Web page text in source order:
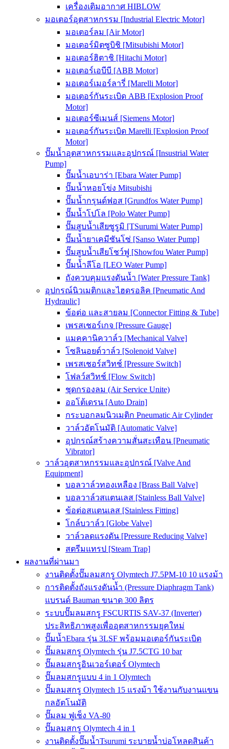
เครื่องเติมอากาศ HIBLOW
มอเตอร์อุตสาหกรรม [Industrial Electric Motor]
มอเตอร์ลม [Air Motor]
มอเตอร์มิตซูบิชิ [Mitsubishi Motor]
มอเตอร์ฮิตาชิ [Hitachi Motor]
มอเตอร์เอบีบี [ABB Motor]
มอเตอร์เมอร์ลารี่ [Marelli Motor]
มอเตอร์กันระเบิด ABB [Explosion Proof
Motor]
มอเตอร์ซีเมนส์ [Siemens Motor]
มอเตอร์กันระเบิด Marelli [Explosion Proof
Motor]
ปั๊มน้ำอุตสาหกรรมและอุปกรณ์ [Insustrial Water
Pump]
ปั๊มน้ำเอบาร่า [Ebara Water Pump]
ปั๊มน้ำหอยโข่ง Mitsubishi
ปั๊มน้ำกรุนด์ฟอส [Grundfos Water Pump]
ปั๊มน้ำโปโล [Polo Water Pump]
ปั๊มสูบน้ำเสียซูรูมิ [TSurumi Water Pump]
ปั๊มน้ำยาเคมีซันโซ่ [Sanso Water Pump]
ปั๊มสูบน้ำเสียโชว์ฟู [Showfou Water Pump]
ปั๊มน้ำลีโอ [LEO Water Pump]
ถังควบคุมแรงดันน้ำ [Water Pressure Tank]
อุปกรณ์นิวเมติกและไฮดรอลิค [Pneumatic And
Hydraulic]
ข้อต่อ และสายลม [Connector Fitting & Tube]
เพรสเชอร์เกจ [Pressure Gauge]
แมคคานิควาล์ว [Mechanical Valve]
โซลินอยด์วาล์ว [Solenoid Valve]
เพรสเชอร์สวิทช์ [Pressure Switch]
โฟลว์สวิทช์ [Flow Switch]
ชุดกรองลม (Air Service Unite)
ออโต้เดรน [Auto Drain]
กระบอกลมนิวเมติก Pneumatic Air Cylinder
วาล์วอัตโนมัติ [Automatic Valve]
อุปกรณ์สร้างความสั่นสะเทือน [Pneumatic
Vibrator]
วาล์วอุตสาหกรรมและอุปกรณ์ [Valve And
Equipment]
บอลวาล์วทองเหลือง [Brass Ball Valve]
บอลวาล์วสแตนเลส [Stainless Ball Valve]
ข้อต่อสแตนเลส [Stainless Fitting]
โกล์บวาล์ว [Globe Valve]
วาล์วลดแรงดัน [Pressure Reducing Valve]
สตรีมแทรป [Steam Trap]
ผลงานที่ผ่านมา
งานติดตั้งปั๊มลมสกรู Olymtech J7.5PM-10 10 แรงม้า
การติดตั้งถังแรงดันน้ำ (Pressure Diaphragm Tank)
แบรนด์ Bauman ขนาด 300 ลิตร
ระบบปั๊มลมสกรู FSCURTIS SAV-37 (Inverter)
ประสิทธิภาพสูงเพื่ออุตสาหกรรมยุคใหม่
ปั๊มน้ำEbara รุ่น 3LSF พร้อมมอเตอร์กันระเบิด
ปั๊มลมสกรู Olymtech รุ่น J7.5CTG 10 bar
ปั๊มลมสกรูอินเวอร์เตอร์ Olymtech
ปั๊มลมสกรูแบบ 4 in 1 Olymtech
ปั๊มลมสกรู Olymtech 15 แรงม้า ใช้งานกับงานแขน
กลอัตโนมัติ
ปั๊มลม ฟูเช็ง VA-80
ปั๊มลมสกรู Olymtech 4 in 1
งานติดตั้งปั๊มน้ำTsurumi ระบายน้ำบ่อโหลดสินค้า